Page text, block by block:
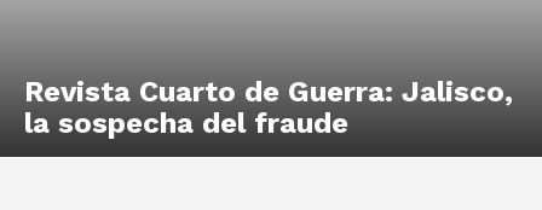
Revista Cuarto de Guerra: Jalisco,
la sospecha del fraude